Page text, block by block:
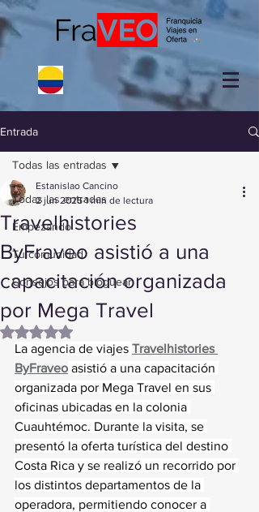
Entrada
Todas las entradas
Empezando
Tu comunidad
Consejos para bloguear
Todas las entradas
Travelhistories
ByFraveo asistió a una
capacitación organizada
por Mega Travel
Estanislao Cancino
2 jun 2025 1 min de lectura
Obtuvo NaN de 5 estrellas.
La agencia de viajes Travelhistories
ByFraveo asistió a una capacitación
organizada por Mega Travel en sus
oficinas ubicadas en la colonia
Cuauhtémoc. Durante la visita, se
presentó la oferta turística del destino
Costa Rica y se realizó un recorrido por
los distintos departamentos de la
operadora, permitiendo conocer a